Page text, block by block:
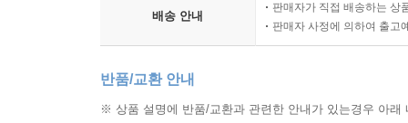
배송 안내
판매자가 직접 배송하는 상
판매자 사정에 의하여 출고
반품/교환 안내
※ 상품 설명에 반품/교환과 관련한 안내가 있는경우 아